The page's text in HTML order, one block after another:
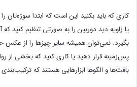
کاری که باید بکنید این است که ابتدا سوژه‌تان
یا زاویه دید دوربین را به صورتی تنظیم کنید که
بگیرد. نمی‌توان همیشه سایر چیزها را از
پس‌زمینه قرار دهید یا کاری کنید که بخشی از
بافت‌ها و الگوها ابزارهایی هستند که